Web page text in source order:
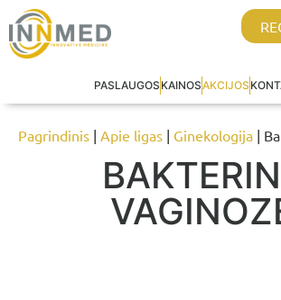
PASLAUGOS KAINOSAKCIJOS
Pagrindinis | Apie ligas | Ginekologija |